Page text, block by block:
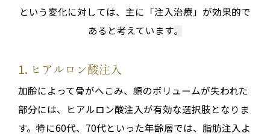
という変化に対しては、主に「注入治療」が効果的で
ある と考えています。
1. ヒアルロン酸注入
加齢によって骨がへこみ、顔のボリュームが失われた
部分には、
ヒアルロン酸注入が有効な選択肢となりま
す。特に60代、70代といった年齢層では、脂肪注入よ